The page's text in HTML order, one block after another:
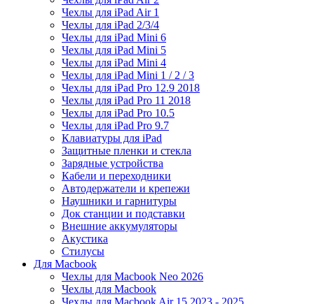
Чехлы для iPad Air 1
Чехлы для iPad 2/3/4
Чехлы для iPad Mini 6
Чехлы для iPad Mini 5
Чехлы для iPad Mini 4
Чехлы для iPad Mini 1 / 2 / 3
Чехлы для iPad Pro 12.9 2018
Чехлы для iPad Pro 11 2018
Чехлы для iPad Pro 10.5
Чехлы для iPad Pro 9.7
Клавиатуры для iPad
Защитные пленки и стекла
Зарядные устройства
Кабели и переходники
Автодержатели и крепежи
Наушники и гарнитуры
Док станции и подставки
Внешние аккумуляторы
Акустика
Стилусы
Для Macbook
Чехлы для Macbook Neo 2026
Чехлы для Macbook
Чехлы для Macbook Air 15 2023 - 2025